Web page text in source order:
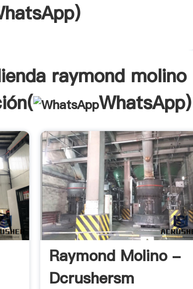
)
raymond molino
WhatsApp)
Raymond Molino -
Dcrushersm